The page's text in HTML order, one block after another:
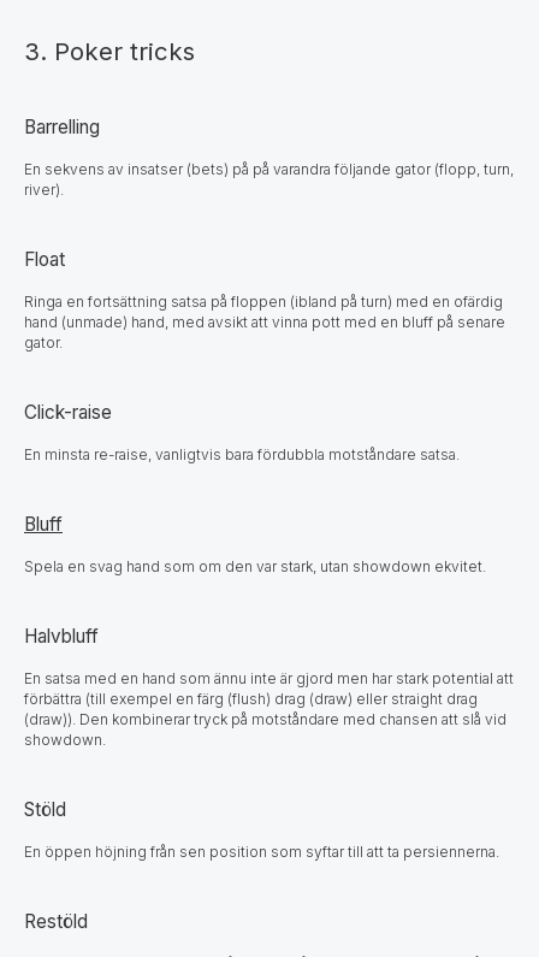
3. Poker tricks
Barrelling
En sekvens av insatser (bets) på på varandra följande gator (flopp, turn,
river).
Float
Ringa en fortsättning satsa på floppen (ibland på turn) med en ofärdig
hand (unmade) hand, med avsikt att vinna pott med en bluff på senare
gator.
Click-raise
En minsta re-raise, vanligtvis bara fördubbla motståndare satsa.
Bluff
Spela en svag hand som om den var stark, utan showdown ekvitet.
Halvbluff
En satsa med en hand som ännu inte är gjord men har stark potential att
förbättra (till exempel en färg (flush) drag (draw) eller straight drag
(draw)). Den kombinerar tryck på motståndare med chansen att slå vid
showdown.
Stöld
En öppen höjning från sen position som syftar till att ta persiennerna.
Restöld